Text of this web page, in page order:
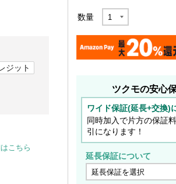
ジット
こちら
数量
ツクモの安心
ワイド保証(延長+交換)
同時加入で片方の保証
引になります！
延長保証について